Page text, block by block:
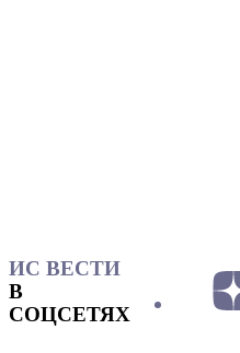
ИС ВЕСТИ
В
СОЦСЕТЯХ